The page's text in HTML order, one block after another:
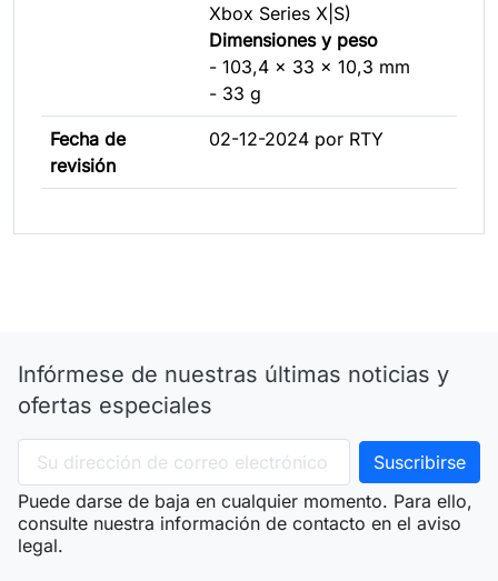
Xbox Series X|S)
Dimensiones y peso
- 103,4 x 33 x 10,3 mm
- 33 g
Fecha de
revisión
02-12-2024 por RTY
Infórmese de nuestras últimas noticias y
ofertas especiales
Puede darse de baja en cualquier momento. Para ello,
consulte nuestra información de contacto en el aviso
legal.